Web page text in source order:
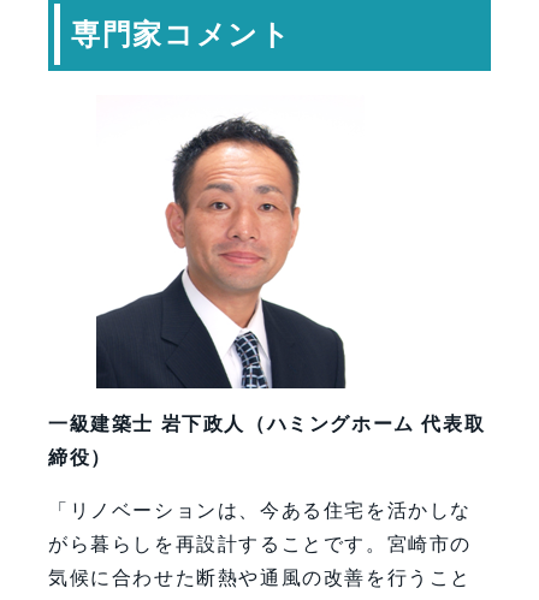
専門家コメント
一級建築士 岩下政人（ハミングホーム 代表取
締役）
「リノベーションは、今ある住宅を活かしな
がら暮らしを再設計することです。宮崎市の
気候に合わせた断熱や通風の改善を行うこと